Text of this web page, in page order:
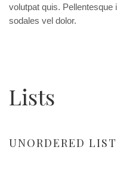
volutpat quis.
sodales vel dolor.
Lists
UNORDERED LIST